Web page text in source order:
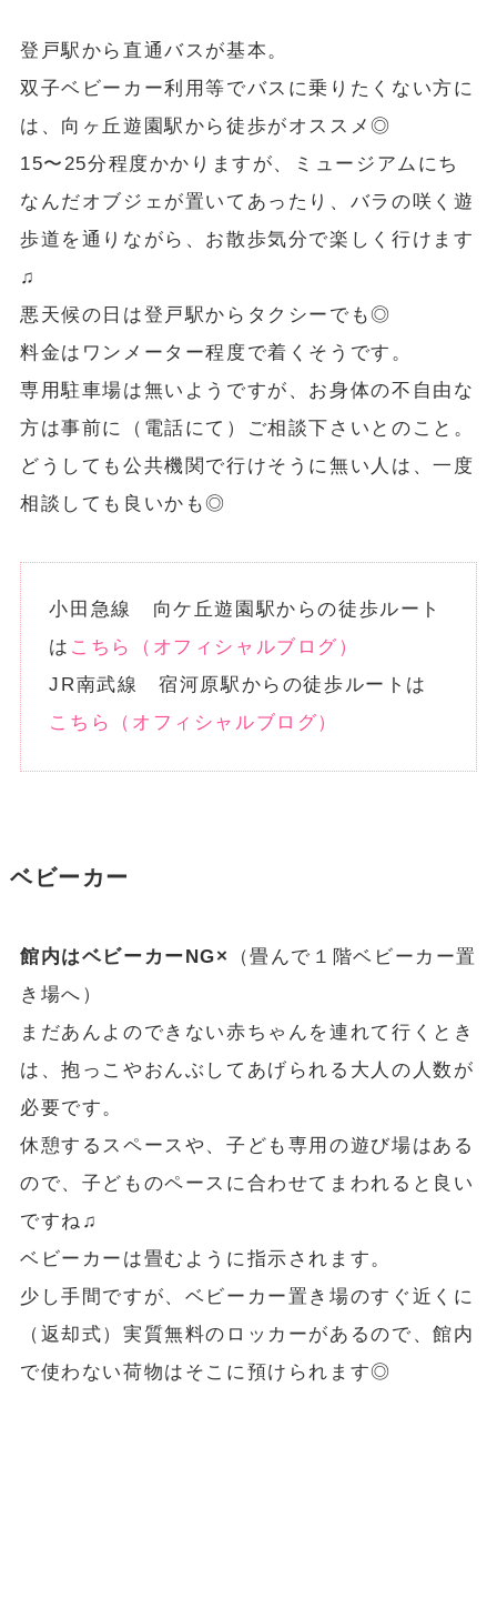
登戸駅から直通バスが基本。
双子ベビーカー利用等でバスに乗りたくない方に
は、向ヶ丘遊園駅から徒歩がオススメ◎
15〜25分程度かかりますが、ミュージアムにち
なんだオブジェが置いてあったり、バラの咲く遊
歩道を通りながら、お散歩気分で楽しく行けます
♫
悪天候の日は登戸駅からタクシーでも◎
料金はワンメーター程度で着くそうです。
専用駐車場は無いようですが、お身体の不自由な
方は事前に（電話にて）ご相談下さいとのこと。
どうしても公共機関で行けそうに無い人は、一度
相談しても良いかも◎
小田急線 向ケ丘遊園駅からの徒歩ルート
は こちら（オフィシャルブログ）
JR南武線 宿河原駅からの徒歩ルートは
こちら（オフィシャルブログ）
ベビーカー
館内はベビーカーNG×
（畳んで１階ベビーカー置
き場へ）
まだあんよのできない赤ちゃんを連れて行くとき
は、抱っこやおんぶしてあげられる大人の人数が
必要です。
休憩するスペースや、子ども専用の遊び場はある
ので、子どものペースに合わせてまわれると良い
ですね♫
ベビーカーは畳むように指示されます。
少し手間ですが、ベビーカー置き場のすぐ近くに
（返却式）実質無料のロッカーがあるので、館内
で使わない荷物はそこに預けられます◎